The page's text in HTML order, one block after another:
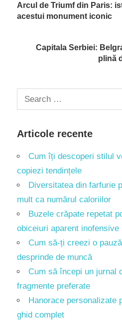
în
Arcul de Triumf din Paris:
acestui monument iconic
Capitala Serbiei:
plină
Search
for:
Articole recente
Cum îți descoperi stilul
copiezi tendințele
Diversitatea din farfurie
mult ca numărul caloriilor
Buzele crăpate repetat
obiceiuri aparent inofensive
Cum să-ți creezi o
desprinde de muncă
Cum să începi un jurnal
fragmente preferate
Hanorace personalizate
ghid complet